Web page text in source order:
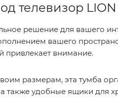
телевизор
решение для вашего
вашего
привлекает внимание.
размерам, эта тумба
а также удобные ящики для